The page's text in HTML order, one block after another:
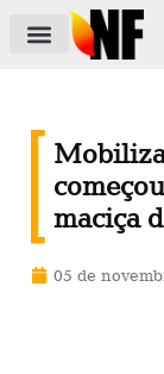
maciça
05 de